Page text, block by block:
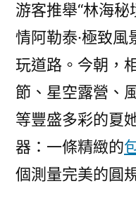
游客推舉“林海秘
情阿勒泰·極致風
玩道路。今朝，
節、星空露營、
等豐盛多彩的夏
器：一條精緻的
個測量完美的圓